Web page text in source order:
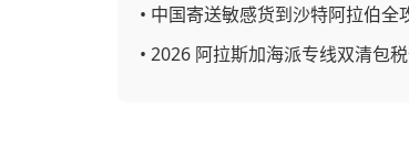
• 中国寄送敏感货到沙特阿拉伯全
• 2026 阿拉斯加海派专线双清包